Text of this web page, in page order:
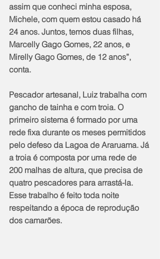
assim que conheci minha esposa,
Michele, com quem estou casado há
24 anos. Juntos, temos duas filhas,
Marcelly Gago Gomes, 22 anos, e
Mirelly Gago Gomes, de 12 anos”,
conta.
Pescador artesanal, Luiz trabalha com
gancho de tainha e com troia. O
primeiro sistema é formado por uma
rede fixa durante os meses permitidos
pelo defeso da Lagoa de Araruama. Já
a troia é composta por uma rede de
200 malhas de altura, que precisa de
quatro pescadores para arrastá-la.
Esse trabalho é feito toda noite
respeitando a época de reprodução
dos camarões.